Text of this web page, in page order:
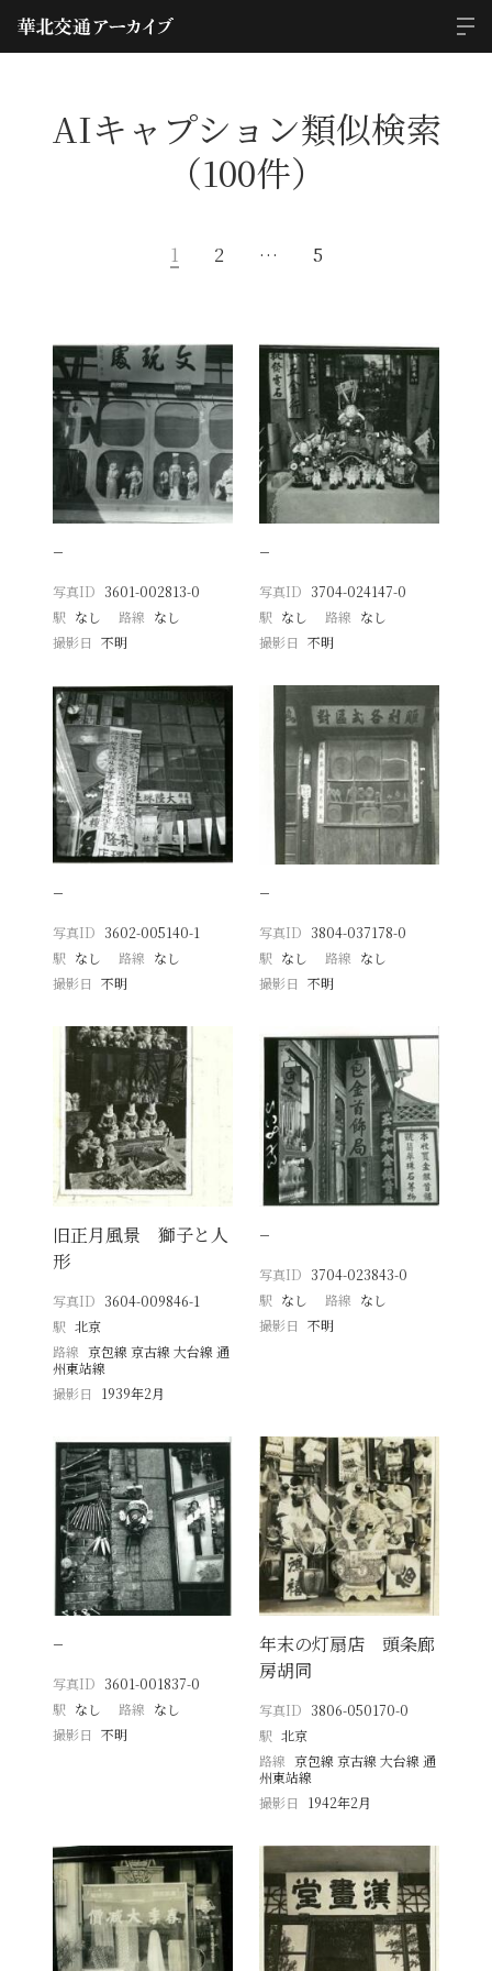
AIキャプション類似検索
（100件）
1 2 … 5
−
写真ID 3601-002813-0
駅 なし 路線 なし
撮影日
不明
−
写真ID 3704-024147-0
駅 なし 路線 なし
撮影日 不明
−
写真ID 3602-005140-1
駅 なし 路線 なし
撮影日
不明
−
写真ID 3804-037178-0
駅 なし 路線 なし
撮影日 不明
旧正月風景 獅子と人
形
写真ID 3604-009846-1
駅 北京
路線 京包線 京古線 大台線 通
州東站線
撮影日
1939年2月
−
写真ID 3704-023843-0
駅 なし 路線 なし
撮影日 不明
−
写真ID 3601-001837-0
駅 なし 路線 なし
撮影日
不明
年末の灯扇店 頭条廊
房胡同
写真ID 3806-050170-0
駅 北京
路線 京包線 京古線 大台線 通
州東站線
撮影日
1942年2月